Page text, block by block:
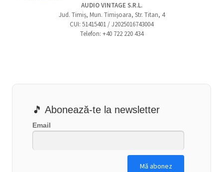
AUDIO VINTAGE S.R.L.
Jud. Timiș, Mun. Timișoara, Str. Titan, 4
CUI: 51415401 / J2025016743004
Telefon: +40 722 220 434
🎵 Abonează-te la newsletter
Email